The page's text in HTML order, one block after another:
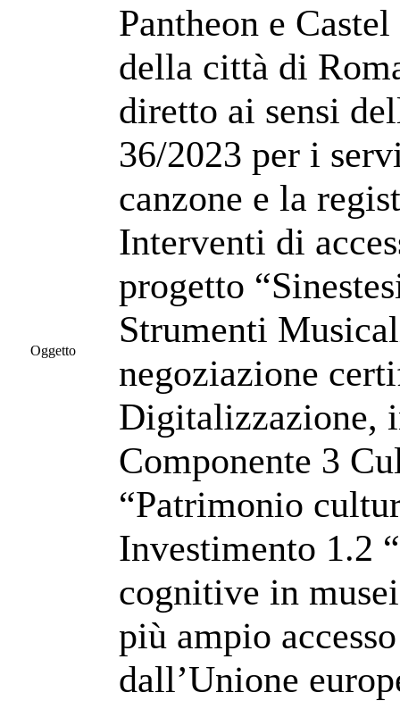
Oggetto
Pantheon e
della città di
diretto ai sensi
36/2023 per i
canzone e la
Interventi di
progetto
Strumenti
negoziazione
Digitalizzazione,
Componente 3
“Patrimonio
Investimento 1.2
cognitive in
più ampio
dall’Unione